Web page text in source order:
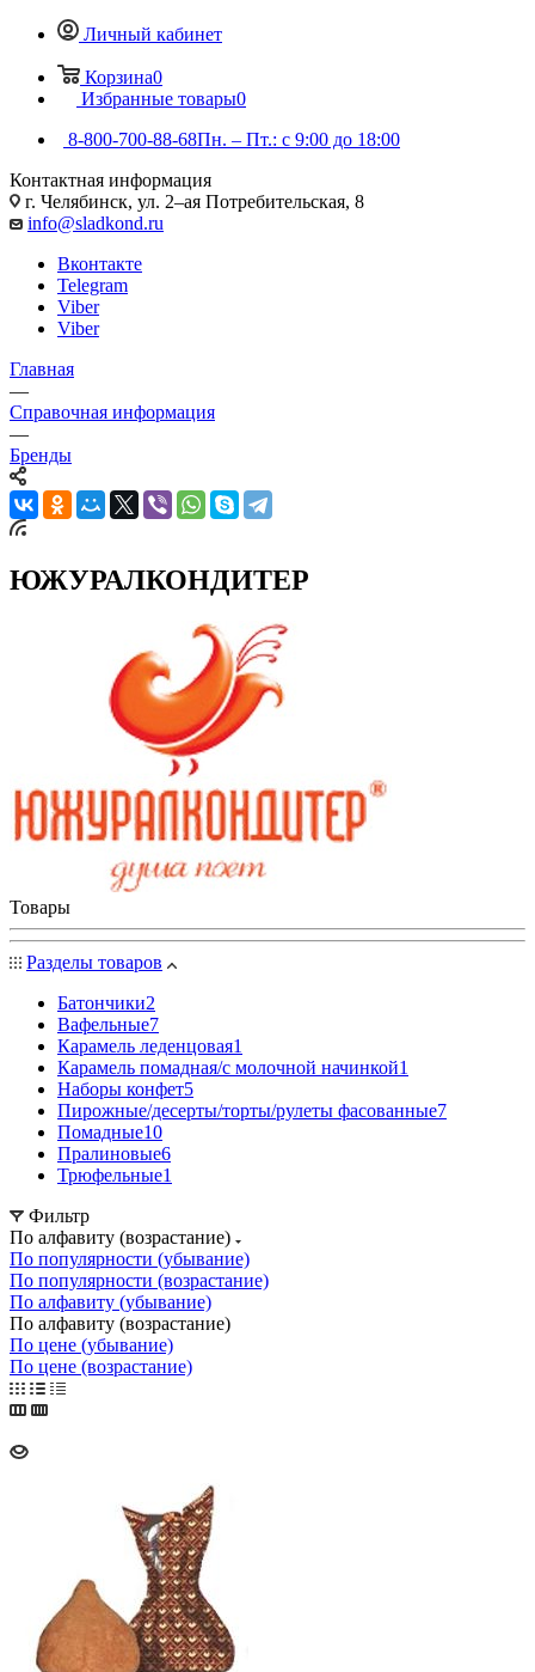
Личный кабинет
Корзина0
Избранные товары0
8-800-700-88-68Пн. – Пт.: с 9:00 до 18:00
Контактная информация
г. Челябинск, ул. 2–ая Потребительская, 8
info@sladkond.ru
Вконтакте
Telegram
Viber
Viber
Главная
—
Справочная информация
—
Бренды
ЮЖУРАЛКОНДИТЕР
Товары
Разделы товаров
Батончики2
Вафельные7
Карамель леденцовая1
Карамель помадная/с молочной начинкой1
Наборы конфет5
Пирожные/десерты/торты/рулеты фасованные7
Помадные10
Пралиновые6
Трюфельные1
Фильтр
По алфавиту (возрастание)
По популярности (убывание)
По популярности (возрастание)
По алфавиту (убывание)
По алфавиту (возрастание)
По цене (убывание)
По цене (возрастание)